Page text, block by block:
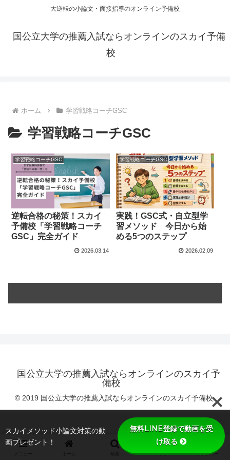
大逆転の小論文・面接指導のオンライン予備校
国公立大学の推薦入試ならオンラインのスカイ予備
校
ホーム 学習戦略コーチGSC
学習戦略コーチGSC
学習戦略コーチGSC
逆転合格の秘策！スカイ
予備校「学習戦略コーチ
GSC」完全ガイド
2026.03.14
学習戦略コーチGSC
実践！GSC式・自立型学
習メソッド 今日から始
める5つのステップ
2026.02.09
国公立大学の推薦入試ならオンラインのスカイ予
備校
© 2019 国公立大学の推薦入試ならオンラインのスカイ予備校.
トップ サイドバー
スカイメソッド小論文対策の動
画プレゼント！
無料LINE登録で動画を受
け取る